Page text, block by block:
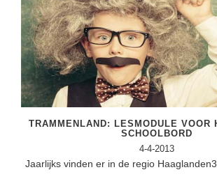
TRAMMENLAND: LESMODULE VOOR
SCHOOLBORD
4-4-2013
Jaarlijks vinden er in de regio